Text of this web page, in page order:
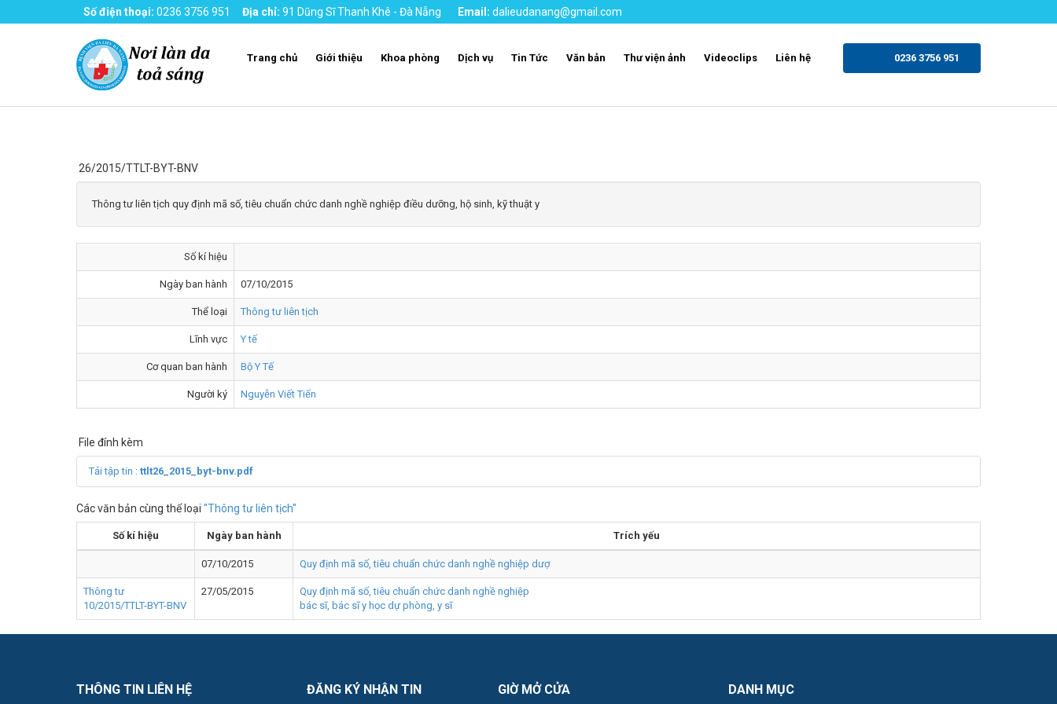
Số điện thoại: 0236 3756 951 Địa chỉ: 91 Dũng Sĩ Thanh Khê - Đà Nẵng Email: dalieudanang@gmail.com
Trang chủ Giới thiệu Khoa phòng Dịch vụ Tin Tức Văn bản Thư viện ảnh Videoclips Liên hệ 0236 3756 951
26/2015/TTLT-BYT-BNV
Thông tư liên tịch quy định mã số, tiêu chuẩn chức danh nghề nghiệp điều dưỡng, hộ sinh, kỹ thuật y
Số kí hiệu
Ngày ban hành 07/10/2015
Thể loại Thông tư liên tịch
Lĩnh vực Y tế
Cơ quan ban hành Bộ Y Tế
Người ký Nguyễn Viết Tiến
File đính kèm
Tải tập tin : ttlt26_2015_byt-bnv.pdf
Các văn bản cùng thể loại "Thông tư liên tịch"
Số kí hiệu Ngày ban hành Trích yếu
07/10/2015 Quy định mã số, tiêu chuẩn chức danh nghề nghiệp dượ
Thông tư
10/2015/TTLT-BYT-BNV
27/05/2015
Quy định mã số, tiêu chuẩn chức danh nghề nghiệp
bác sĩ, bác sĩ y học dự phòng, y sĩ
THÔNG TIN LIÊN HỆ ĐĂNG KÝ NHẬN TIN GIỜ MỞ CỬA DANH MỤC